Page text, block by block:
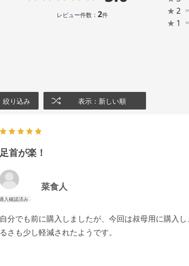
レビュー件数： 2件
★2
★ 1
絞り込み 表示：新しい順
足首が楽！
菜食人
自分でも前に購入しましたが、今回は叔母用に購入
るさも少し軽減されたようです。